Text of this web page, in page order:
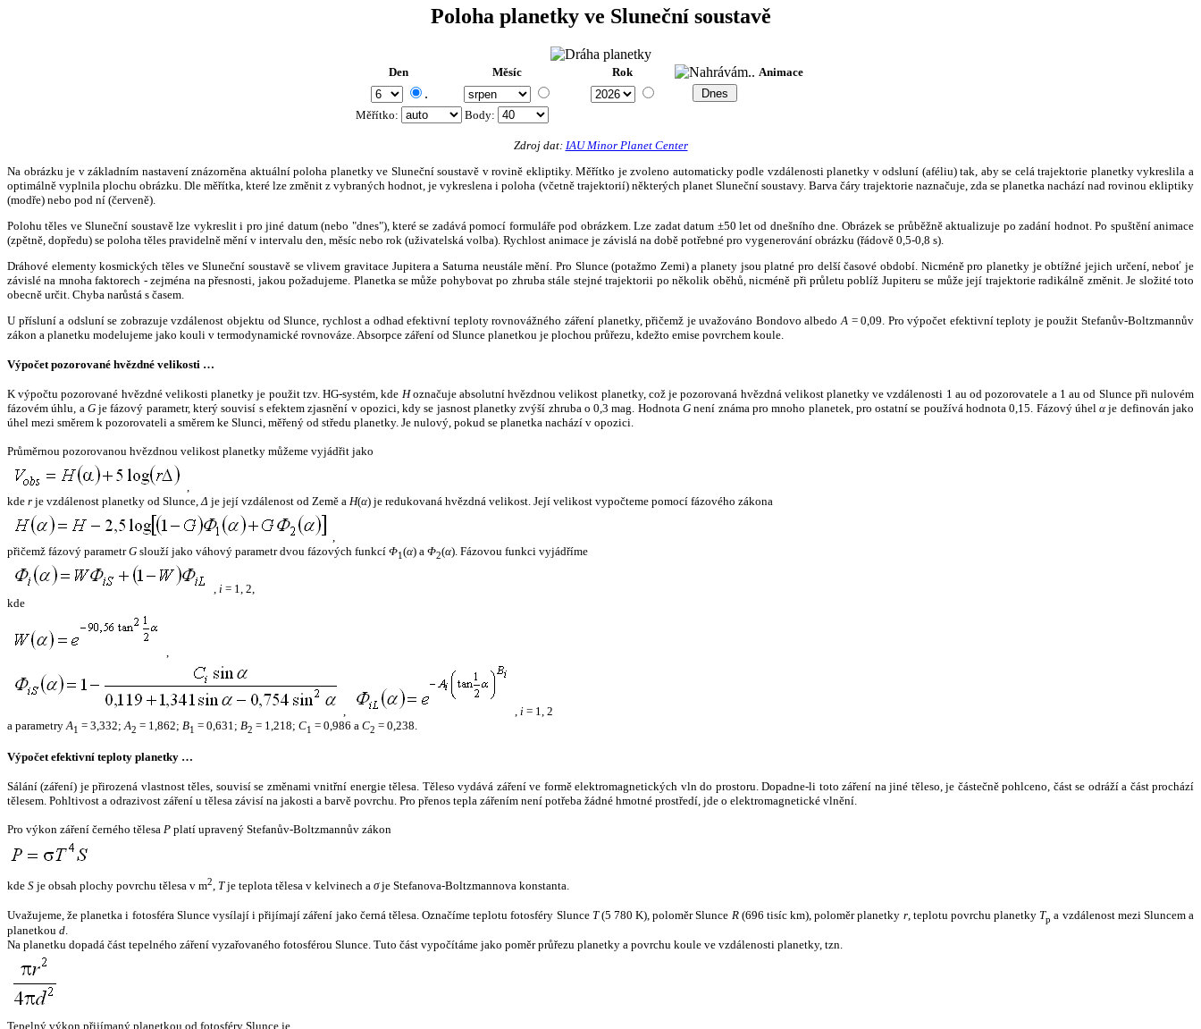
Poloha planetky ve Sluneční soustavě
Den Měsíc Rok Animace
.
Měřítko: Body:
Zdroj dat: IAU Minor Planet Center
Na obrázku je v základním nastavení znázorněna aktuální poloha planetky ve Sluneční soustavě v rovině ekliptiky. Měřítko je zvoleno automaticky podle vzdálenosti planetky v odsluní (aféliu) tak, aby se celá trajektorie planetky vykreslila a
optimálně vyplnila plochu obrázku. Dle měřítka, které lze změnit z vybraných hodnot, je vykreslena i poloha (včetně trajektorií) některých planet Sluneční soustavy. Barva čáry trajektorie naznačuje, zda se planetka nachází nad rovinou ekliptiky
(modře) nebo pod ní (červeně).
Polohu těles ve Sluneční soustavě lze vykreslit i pro jiné datum (nebo "dnes"), které se zadává pomocí formuláře pod obrázkem. Lze zadat datum ±50 let od dnešního dne. Obrázek se průběžně aktualizuje po zadání hodnot. Po spuštění animace
(zpětně, dopředu) se poloha těles pravidelně mění v intervalu den, měsíc nebo rok (uživatelská volba). Rychlost animace je závislá na době potřebné pro vygenerování obrázku (řádově 0,5-0,8 s).
Dráhové elementy kosmických těles ve Sluneční soustavě se vlivem gravitace Jupitera a Saturna neustále mění. Pro Slunce (potažmo Zemi) a planety jsou platné pro delší časové období. Nicméně pro planetky je obtížné jejich určení, neboť je
závislé na mnoha faktorech - zejména na přesnosti, jakou požadujeme. Planetka se může pohybovat po zhruba stále stejné trajektorii po několik oběhů, nicméně při průletu poblíž Jupiteru se může její trajektorie radikálně změnit. Je složité toto
obecně určit. Chyba narůstá s časem.
U přísluní a odsluní se zobrazuje vzdálenost objektu od Slunce, rychlost a odhad efektivní teploty rovnovážného záření planetky, přičemž je uvažováno Bondovo albedo A = 0,09. Pro výpočet efektivní teploty je použit Stefanův-Boltzmannův
zákon a planetku modelujeme jako kouli v termodynamické rovnováze. Absorpce záření od Slunce planetkou je plochou průřezu, kdežto emise povrchem koule.
Výpočet pozorované hvězdné velikosti …
K výpočtu pozorované hvězdné velikosti planetky je použit tzv. HG-systém, kde Hoznačuje absolutní hvězdnou velikost planetky, což je pozorovaná hvězdná velikost planetky ve vzdálenosti 1 au od pozorovatele a 1 au od Slunce při nulovém
fázovém úhlu, a Gje fázový parametr, který souvisí s efektem zjasnění v opozici, kdy se jasnost planetky zvýší zhruba o 0,3 mag. HodnotaG není známa pro mnoho planetek, pro ostatní se používá hodnota 0,15. Fázový úhelα je definován jako
úhel mezi směrem k pozorovateli a směrem ke Slunci, měřený od středu planetky. Je nulový, pokud se planetka nachází v opozici.
Průměrnou pozorovanou hvězdnou velikost planetky můžeme vyjádřit jako
,
kde r je vzdálenost planetky od Slunce,Δ je její vzdálenost od Země a H(α) je redukovaná hvězdná velikost. Její velikost vypočteme pomocí fázového zákona
,
přičemž fázový parametrG slouží jako váhový parametr dvou fázových funkcí Φ1(α) a Φ2(α). Fázovou funkci vyjádříme
, i = 1, 2,
kde
,
, , i = 1, 2
a parametryA1 = 3,332;A2 = 1,862; B1 = 0,631; B2 = 1,218; C1 = 0,986 a C2 = 0,238.
Výpočet efektivní teploty planetky …
Sálání (záření) je přirozená vlastnost těles, souvisí se změnami vnitřní energie tělesa. Těleso vydává záření ve formě elektromagnetických vln do prostoru. Dopadne-li toto záření na jiné těleso, je částečně pohlceno, část se odráží a část prochází
tělesem. Pohltivost a odrazivost záření u tělesa závisí na jakosti a barvě povrchu. Pro přenos tepla zářením není potřeba žádné hmotné prostředí, jde o elektromagnetické vlnění.
Pro výkon záření černého tělesa P platí upravený Stefanův-Boltzmannův zákon
kde S je obsah plochy povrchu tělesa v m2, Tje teplota tělesa v kelvinech a σje Stefanova-Boltzmannova konstanta.
Uvažujeme, že planetka i fotosféra Slunce vysílají i přijímají záření jako černá tělesa. Označíme teplotu fotosféry Slunce T(5 780 K), poloměr Slunce R(696 tisíc km), poloměr planetky r, teplotu povrchu planetky Tp a vzdálenost mezi Sluncem a
planetkou d.
Na planetku dopadá část tepelného záření vyzařovaného fotosférou Slunce. Tuto část vypočítáme jako poměr průřezu planetky a povrchu koule ve vzdálenosti planetky, tzn.
Tepelný výkon přijímaný planetkou od fotosféry Slunce je